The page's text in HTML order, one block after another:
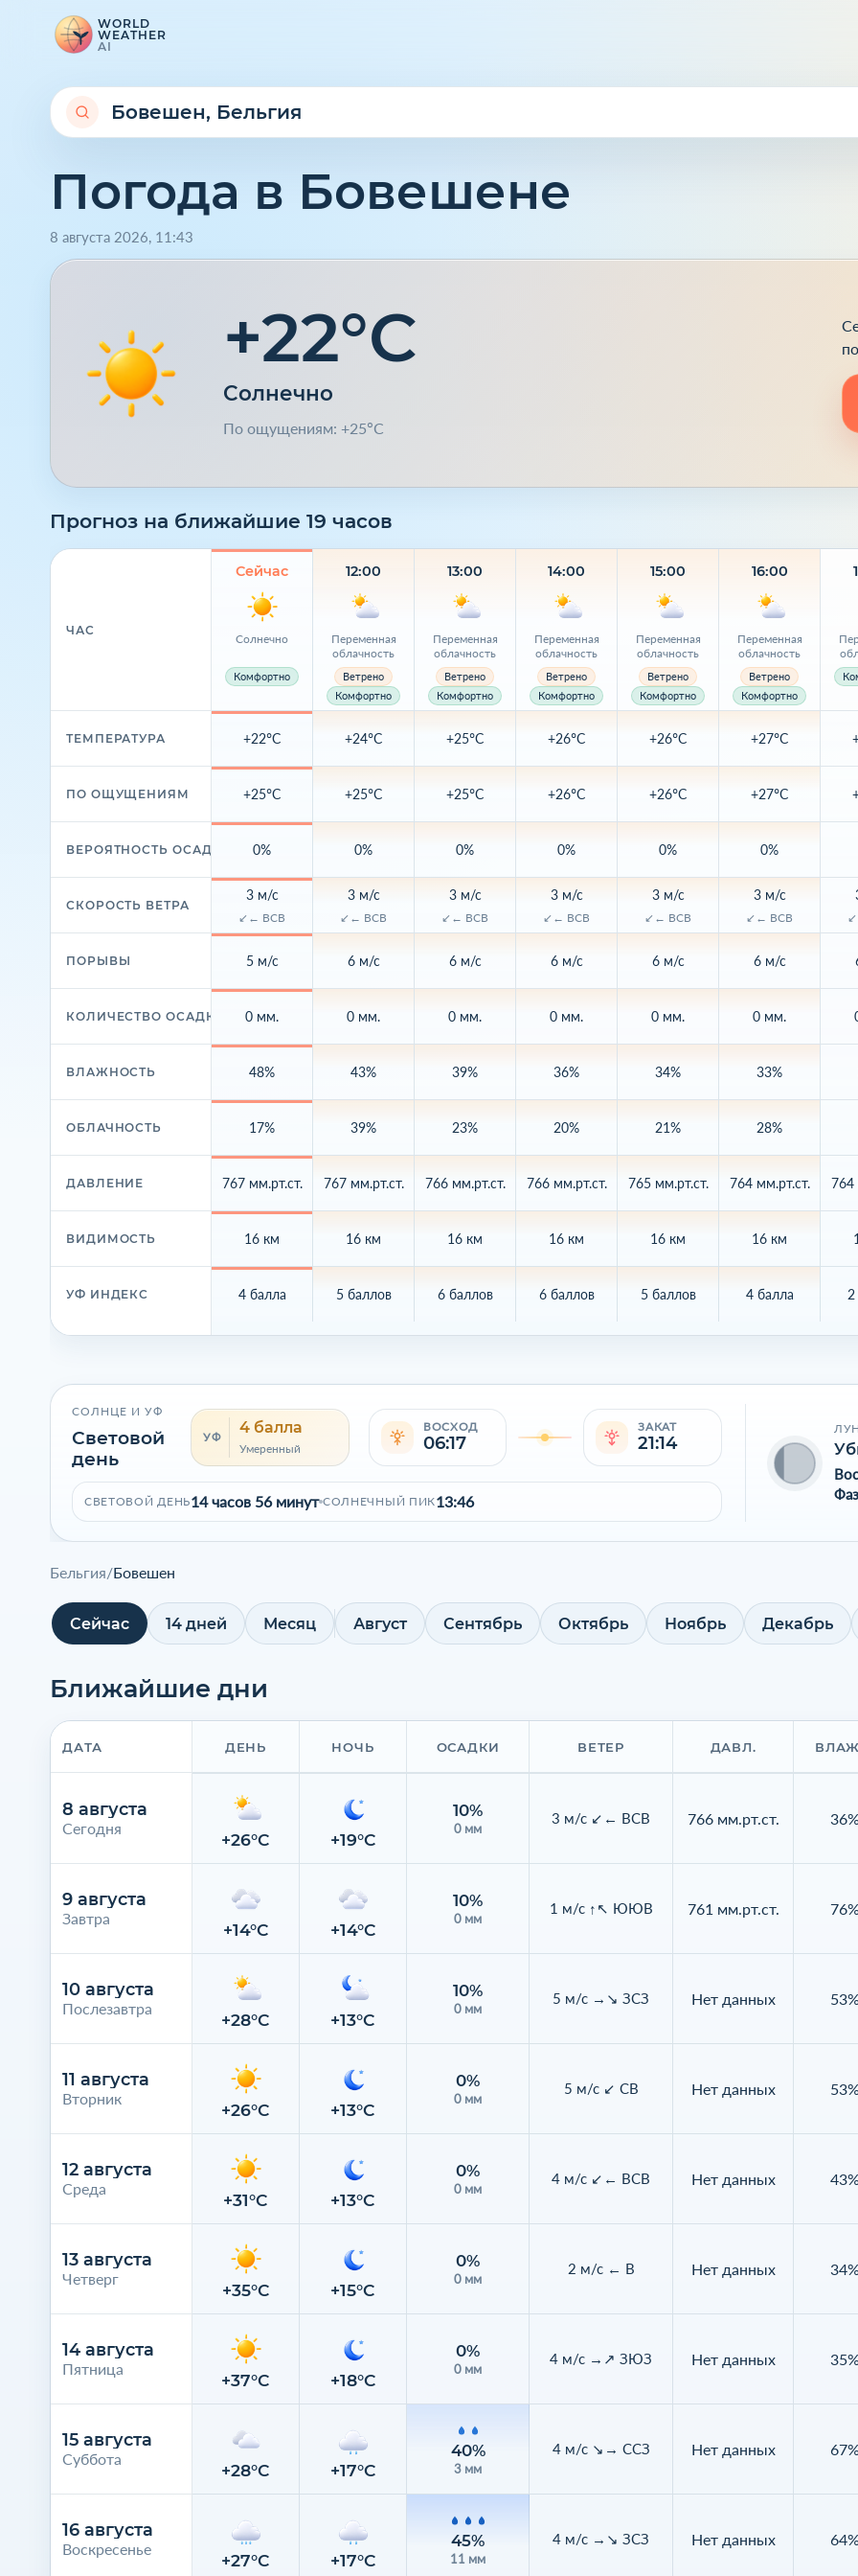
WORLD
WEATHER
AI
Погода в Бовешене
8 августа 2026, 11 :43
+22°C
Солнечно
По ощущениям: +25°C
Прогноз на ближайшие 19 часов
ЧАС
ТЕМПЕРАТУРА
ПО ОЩУЩЕНИЯМ
ВЕРОЯТНОСТЬ ОСАДКОВ
СКОРОСТЬ ВЕТРА
ПОРЫВЫ
КОЛИЧЕСТВО ОСАДКОВ
ВЛАЖНОСТЬ
ОБЛАЧНОСТЬ
ДАВЛЕНИЕ
ВИДИМОСТЬ
УФ ИНДЕКС
Сейчас
Солнечно
Комфортно
+22°C
+25°C
0%
3 м/с
↙← ВСВ
5 м/с
0 мм.
48%
17%
767 мм.рт.ст.
16 км
4 балла
12:00
Переменная
облачность
Ветрено
Комфортно
+24°C
+25°C
0%
3 м/с
↙← ВСВ
6 м/с
0 мм.
43%
39%
767 мм.рт.ст.
16 км
5 баллов
13:00
Переменная
облачность
Ветрено
Комфортно
+25°C
+25°C
0%
3 м/с
↙← ВСВ
6 м/с
0 мм.
39%
23%
766 мм.рт.ст.
16 км
6 баллов
14:00
Переменная
облачность
Ветрено
Комфортно
+26°C
+26°C
0%
3 м/с
↙← ВСВ
6 м/с
0 мм.
36%
20%
766 мм.рт.ст.
16 км
6 баллов
15:00
Переменная
облачность
Ветрено
Комфортно
+26°C
+26°C
0%
3 м/с
↙← ВСВ
6 м/с
0 мм.
34%
21%
765 мм.рт.ст.
16 км
5 баллов
16:00
Переменная
облачность
Ветрено
Комфортно
+27°C
+27°C
0%
3 м/с
↙← ВСВ
6 м/с
0 мм.
33%
28%
764 мм.рт.ст.
16 км
4 балла
764
2
СОЛНЦЕ И УФ
Световой
день
УФ
4 балла
Умеренный
ВОСХОД
06:17
ЗАКАТ
21:14
СВЕТОВОЙ ДЕНЬ14 часов 56 минут СОЛНЕЧНЫЙ ПИК13:46
Бельгия/Бовешен
Сейчас 14 дней Месяц Август Сентябрь Октябрь Ноябрь Декабрь
Ближайшие дни
ДАТА
8 августа
Сегодня
9 августа
Завтра
10 августа
Послезавтра
11 августа
Вторник
12 августа
Среда
13 августа
Четверг
14 августа
Пятница
15 августа
Суббота
16 августа
Воскресенье
ДЕНЬ НОЧЬ ОСАДКИ ВЕТЕР ДАВЛ.
+26°C +19°C
10%
0 мм
3 м/с ↙← ВСВ 766 мм.рт.ст. 36%
+14°C +14°C
10%
0 мм
1 м/с ↑↖ ЮЮВ 761 мм.рт.ст. 76%
+28°C +13°C
10%
0 мм
5 м/с →↘ ЗСЗ Нет данных 53%
+26°C +13°C
0%
0 мм
5 м/с ↙ СВ Нет данных 53%
+31°C +13°C
0%
0 мм
4 м/с ↙← ВСВ Нет данных 43%
+35°C +15°C
0%
0 мм
2 м/с ← В Нет данных 34%
+37°C +18°C
0%
0 мм
4 м/с →↗ ЗЮЗ Нет данных 35%
+28°C +17°C
40%
3 мм
4 м/с ↘→ ССЗ Нет данных 67%
+27°C +17°C
45%
11 мм
4 м/с →↘ ЗСЗ Нет данных 64%